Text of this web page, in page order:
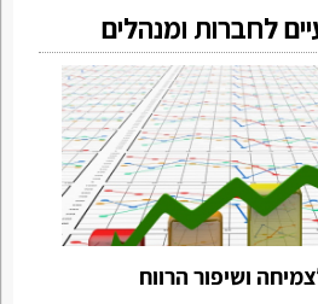
לחברות ומנהלים
ושיפור הרווח